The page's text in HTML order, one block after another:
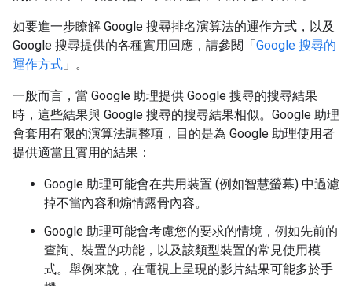
如要進一步瞭解 Google 搜尋排名演算法的運作方式，以及
Google 搜尋提供的各種實用回應，請參閱「Google 搜尋的
運作方式 」。
一般而言，當 Google 助理提供 Google 搜尋的搜尋結果
時，這些結果與 Google 搜尋的搜尋結果相似。Google 助理
會套用有限的演算法調整項，目的是為 Google 助理使用者
提供適當且實用的結果：
Google 助理可能會在共用裝置 (例如智慧螢幕) 中過濾
掉不當內容和煽情露骨內容。
Google 助理可能會考慮您的要求的情境，例如先前的
查詢、裝置的功能，以及該類型裝置的常見使用模
式。舉例來說，在電視上呈現的影片結果可能多於手